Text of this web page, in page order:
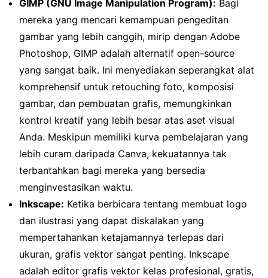
GIMP (GNU Image Manipulation Program): Bagi
mereka yang mencari kemampuan pengeditan
gambar yang lebih canggih, mirip dengan Adobe
Photoshop, GIMP adalah alternatif open-source
yang sangat baik. Ini menyediakan seperangkat alat
komprehensif untuk retouching foto, komposisi
gambar, dan pembuatan grafis, memungkinkan
kontrol kreatif yang lebih besar atas aset visual
Anda. Meskipun memiliki kurva pembelajaran yang
lebih curam daripada Canva, kekuatannya tak
terbantahkan bagi mereka yang bersedia
menginvestasikan waktu.
Inkscape: Ketika berbicara tentang membuat logo
dan ilustrasi yang dapat diskalakan yang
mempertahankan ketajamannya terlepas dari
ukuran, grafis vektor sangat penting. Inkscape
adalah editor grafis vektor kelas profesional, gratis,